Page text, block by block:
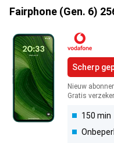
Producten
Fairphone (Gen. 6)
Scherp
Nieuw
Gratis
150 min